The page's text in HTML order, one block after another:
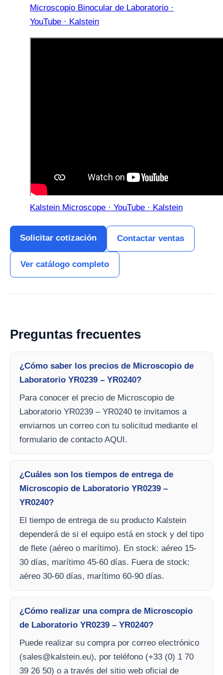
Microscopio Binocular de Laboratorio ·
YouTube · Kalstein
Kalstein Microscope · YouTube · Kalstein
Solicitar cotización Contactar ventas
Ver catálogo completo
Preguntas frecuentes
¿Cómo saber los precios de Microscopio de
Laboratorio YR0239 – YR0240?
Para conocer el precio de Microscopio de
Laboratorio YR0239 – YR0240 te invitamos a
enviarnos un correo con tu solicitud mediante el
formulario de contacto AQUI.
¿Cuáles son los tiempos de entrega de
Microscopio de Laboratorio YR0239 –
YR0240?
El tiempo de entrega de su producto Kalstein
dependerá de si el equipo está en stock y del tipo
de flete (aéreo o marítimo). En stock: aéreo 15-
30 días, marítimo 45-60 días. Fuera de stock:
aéreo 30-60 días, marítimo 60-90 días.
¿Cómo realizar una compra de Microscopio
de Laboratorio YR0239 – YR0240?
Puede realizar su compra por correo electrónico
(sales@kalstein.eu), por teléfono (+33 (0) 1 70
39 26 50) o a través del sitio web oficial de